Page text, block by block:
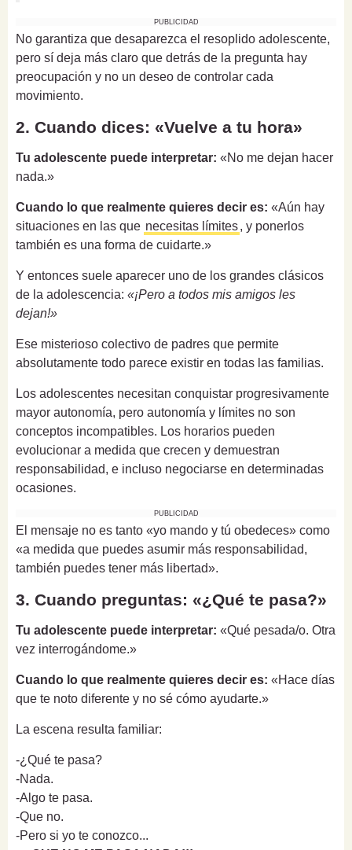
PUBLICIDAD
No garantiza que desaparezca el resoplido adolescente,
pero sí deja más claro que detrás de la pregunta hay
preocupación y no un deseo de controlar cada
movimiento.
2. Cuando dices: «Vuelve a tu hora»
Tu adolescente puede interpretar: «No me dejan hacer
nada.»
Cuando lo que realmente quieres decir es: «Aún hay
situaciones en las que necesitas límites, y ponerlos
también es una forma de cuidarte.»
Y entonces suele aparecer uno de los grandes clásicos
de la adolescencia: «¡Pero a todos mis amigos les
dejan!»
Ese misterioso colectivo de padres que permite
absolutamente todo parece existir en todas las familias.
Los adolescentes necesitan conquistar progresivamente
mayor autonomía, pero autonomía y límites no son
conceptos incompatibles. Los horarios pueden
evolucionar a medida que crecen y demuestran
responsabilidad, e incluso negociarse en determinadas
ocasiones.
PUBLICIDAD
El mensaje no es tanto «yo mando y tú obedeces» como
«a medida que puedes asumir más responsabilidad,
también puedes tener más libertad».
3. Cuando preguntas: «¿Qué te pasa?»
Tu adolescente puede interpretar: «Qué pesada/o. Otra
vez interrogándome.»
Cuando lo que realmente quieres decir es: «Hace días
que te noto diferente y no sé cómo ayudarte.»
La escena resulta familiar:
-¿Qué te pasa?
-Nada.
-Algo te pasa.
-Que no.
-Pero si yo te conozco...